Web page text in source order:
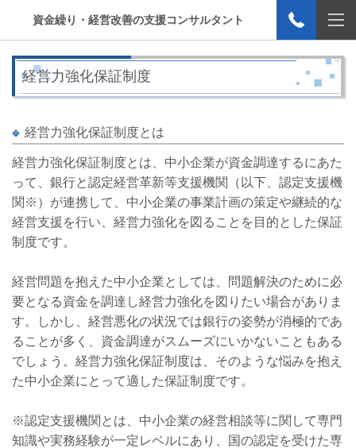
資金繰り・経営改善の支援コンサルタント
経営力強化保証制度
経営力強化保証制度とは
経営力強化保証制度とは、中小企業が資金調達するにあた
って、銀行と認定経営革新等支援機関（以下、認定支援機
関※）が連携して、中小企業の事業計画の策定や継続的な
経営支援を行い、経営力強化を図ることを目的とした保証
制度です。
経営問題を抱えた中小企業としては、問題解決のために必
要となる資金を調達し経営力強化を図りたい場合がありま
す。しかし、経営悪化の状況では銀行の姿勢が消極的であ
ることが多く、資金調達がスムーズにいかないこともある
でしょう。経営力強化保証制度は、そのような悩みを抱え
た中小企業にとって適した保証制度です。
※認定支援機関とは、中小企業の経営相談等に関して専門
知識や実務経験が一定レベルにあり、国の認定を受けた専